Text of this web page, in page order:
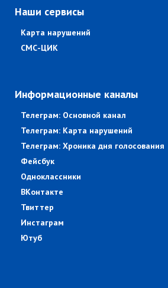
Наши сервисы
Карта нарушений
СМС-ЦИК
Информационные каналы
Телеграм: Основной канал
Телеграм: Карта нарушений
Телеграм: Хроника дня голосования
Фейсбук
Одноклассники
ВКонтакте
Твиттер
Инстаграм
Ютуб